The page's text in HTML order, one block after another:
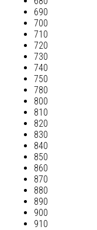
690
700
710
720
730
740
750
780
800
810
820
830
840
850
860
870
880
890
900
910